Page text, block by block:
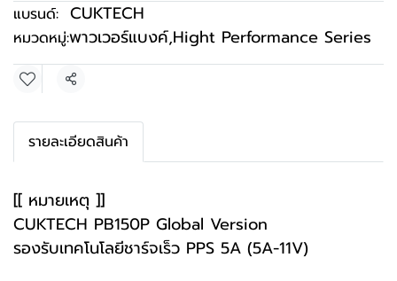
แบรนด์: CUKTECH
หมวดหมู่:พาวเวอร์แบงค์,Hight Performance Series
แชร์
รายละเอียดสินค้า
[[ หมายเหตุ ]]
CUKTECH PB150P Global Version
รองรับเทคโนโลยีชาร์จเร็ว PPS 5A (5A-11V)